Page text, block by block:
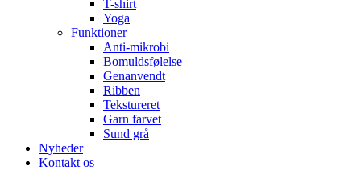
T-shirt
Yoga
Funktioner
Anti-mikrobi
Bomuldsfølelse
Genanvendt
Ribben
Tekstureret
Garn farvet
Sund grå
Nyheder
Kontakt os